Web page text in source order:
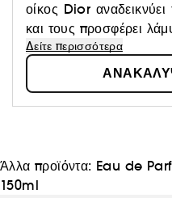
οίκος Dior
και τους προσφέρει
Δείτε περισσότερα
Άλλα προϊόντα: Eau de
150ml